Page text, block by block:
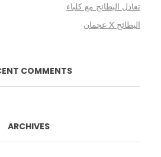
تعادل البطائح مع كلباء
البطائح X عجمان
COMMENTS
ARCHIVES